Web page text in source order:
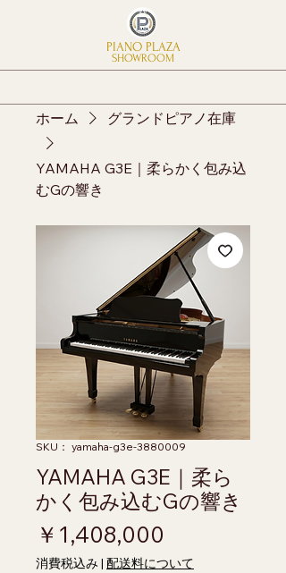
SHOWROOM
PIANO PLAZA
ホーム グランドピアノ在庫
YAMAHA G3E｜柔らかく包み込
むGの響き
SKU： yamaha-g3e-3880009
YAMAHA G3E｜柔ら
かく包み込むGの響き
￥1,408,000
消費税込み | 配送料について